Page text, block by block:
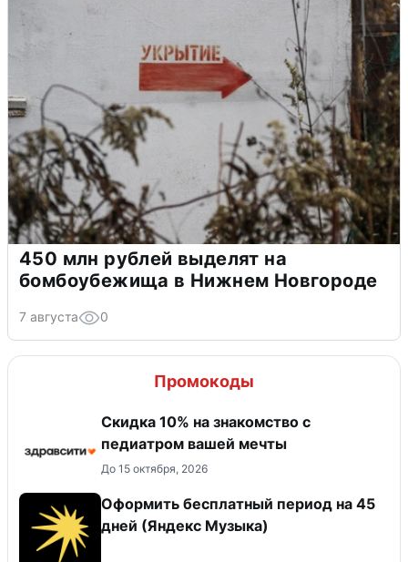
450 млн рублей выделят на
бомбоубежища в Нижнем Новгороде
7 августа 0
Промокоды
Скидка 10% на знакомство с
педиатром вашей мечты
До 15 октября, 2026
Оформить бесплатный период на 45
дней (Яндекс Музыка)